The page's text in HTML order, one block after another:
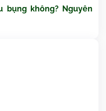
bụng không? Nguyên